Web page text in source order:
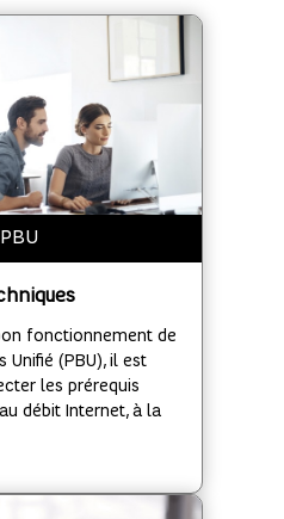
PBU
fonctionnement de
Unifié (PBU), il est
les prérequis
débit Internet, à la